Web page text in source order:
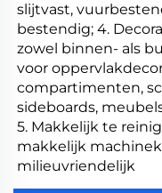
slijtvast,
bestendig; 4.
zowel binnen- als
voor
compartimenten,
sideboards,
5. Makkelijk te
makkelijk
milieuvriendelijk